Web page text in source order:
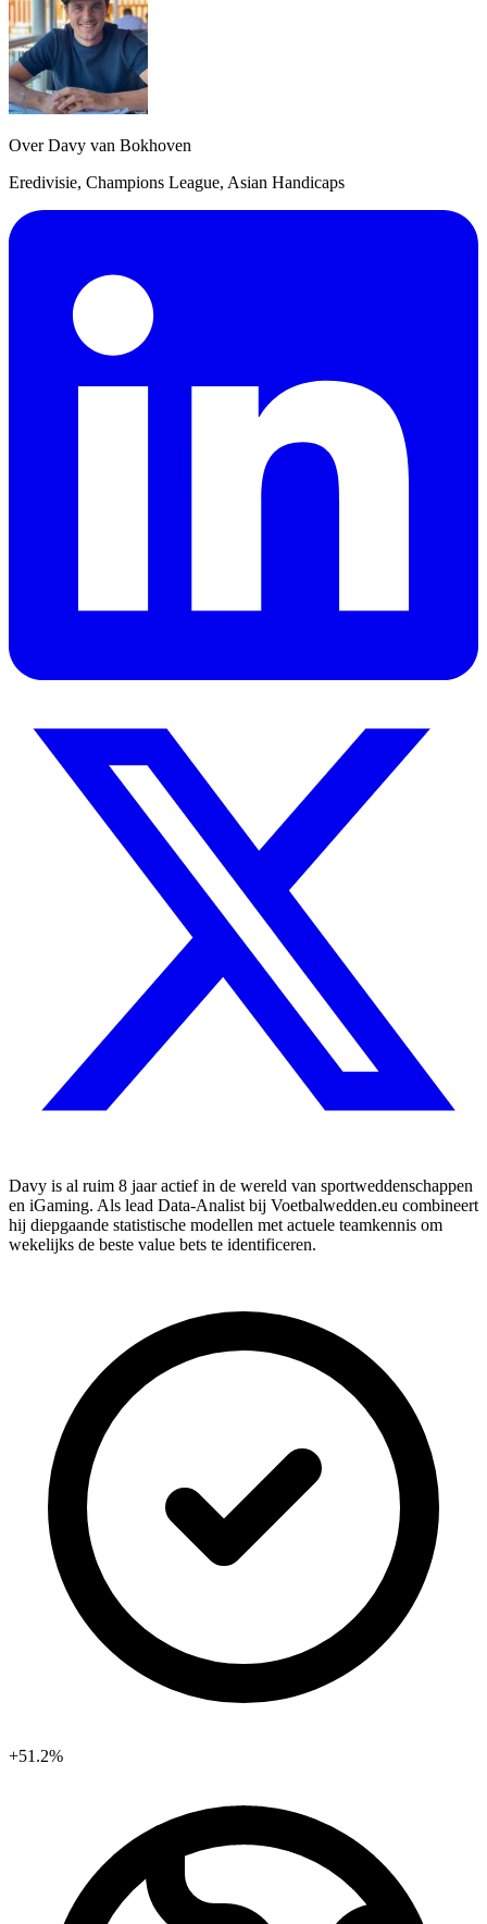
Over Davy van Bokhoven
Eredivisie, Champions League, Asian Handicaps
Davy is al ruim 8 jaar actief in de wereld van sportweddenschappen
en iGaming. Als lead Data-Analist bij Voetbalwedden.eu combineert
hij diepgaande statistische modellen met actuele teamkennis om
wekelijks de beste value bets te identificeren.
+51.2%